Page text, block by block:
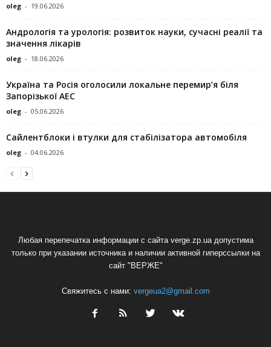
oleg - 19.06.2026
Андрологія та урологія: розвиток науки, сучасні реалії та
значення лікарів
oleg - 18.06.2026
Україна та Росія оголосили локальне перемир’я біля
Запорізької АЕС
oleg - 05.06.2026
Сайлентблоки і втулки для стабілізатора автомобіля
oleg - 04.06.2026
Любая перепечатка информации с сайта verge.zp.ua допустима
только при указании источника и наличии активной гиперссылки на
сайт "ВЕРЖЕ"
Свяжитесь с нами: vergeua2@gmail.com